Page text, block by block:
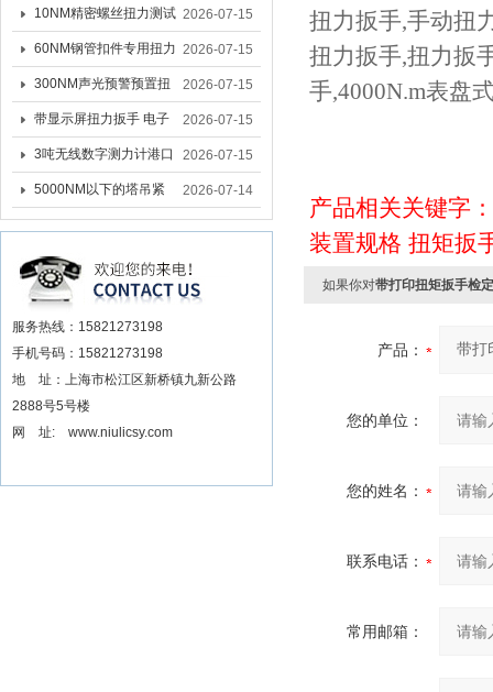
式测力计
的无线测力计 0.03-3T化
工行业用遥控式推拉力
计
10NM精密螺丝扭力测试
专用扭矩扳手,产线质检
螺丝扭力专用扳手厂家
2026-07-15
60NM钢管扣件专用扭力
扳手 脚手架扭力检测扳
手 工地扣件扭矩扳手品
牌
2026-07-15
300NM声光预警预置扭
力扳手 工业紧固专用数
显扭力工具厂家
2026-07-15
带显示屏扭力扳手 电子
数显扭力扳手 20NM精
准可调力矩扳手品牌
2026-07-15
3吨无线数字测力计港口
吊装专用
2026-07-15
5000NM以下的塔吊紧
固大扭力电动扳手 塔机
安装电动扳手厂家
2026-07-14
服务热线：15821273198
手机号码：15821273198
地 址：上海市松江区新桥镇九新公路
2888号5号楼
网 址: www.niulicsy.com
扭力扳手,手动扭
扭力扳手,扭力扳
手,4000N.m表盘
产品相关关键字
装置规格 扭矩扳
如果你对带打印扭矩扳手检
产品：
您的单位：
您的姓名：
联系电话：
常用邮箱：